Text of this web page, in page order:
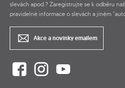
slevách apod.? Zaregistrujte se k odběru
pravidelné informace o slevách a jiném
Akce a novinky emailem